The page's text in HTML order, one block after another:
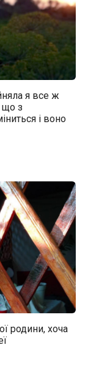
я все ж
що з
і воно
родини, хоча